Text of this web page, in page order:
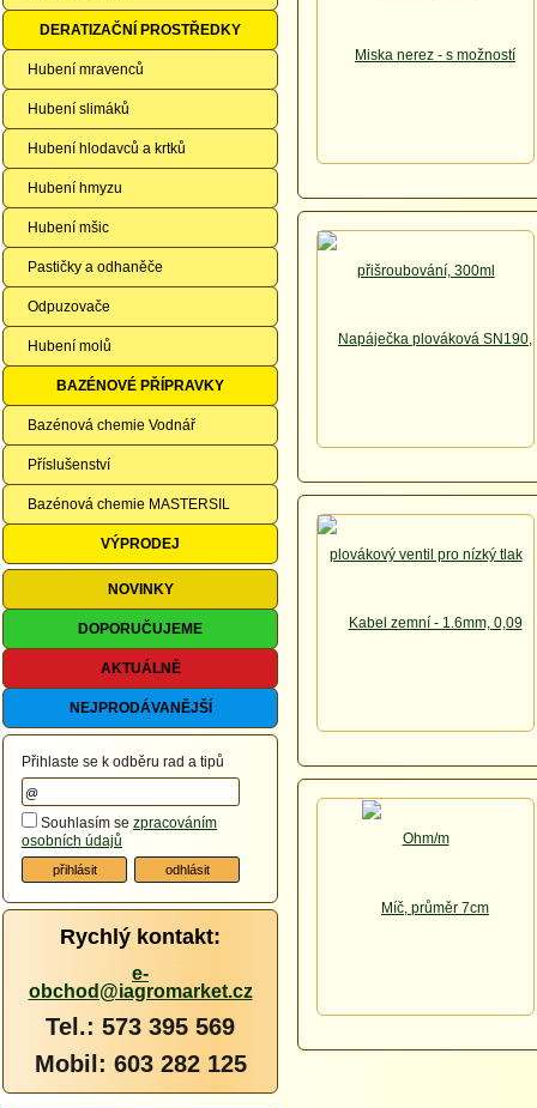
DERATIZAČNÍ PROSTŘEDKY
Hubení mravenců
Hubení slimáků
Hubení hlodavců a krtků
Hubení hmyzu
Hubení mšic
Pastičky a odhaněče
Odpuzovače
Hubení molů
BAZÉNOVÉ PŘÍPRAVKY
Bazénová chemie Vodnář
Příslušenství
Bazénová chemie MASTERSIL
VÝPRODEJ
NOVINKY
DOPORUČUJEME
AKTUÁLNĚ
NEJPRODÁVANĚJŠÍ
Přihlaste se k odběru rad a tipů
Souhlasím se zpracováním
osobních údajů
Rychlý kontakt:
e-
obchod@iagromarket.cz
Tel.: 573 395 569
Mobil: 603 282 125